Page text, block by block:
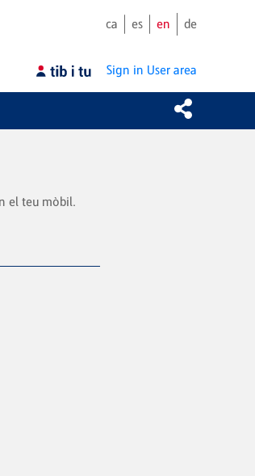
ca es en de
Sign in User area
el teu mòbil.